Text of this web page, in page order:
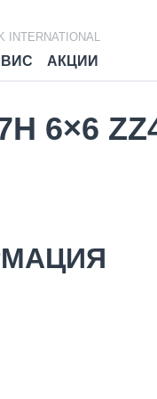
INTERNATIONAL
АКЦИИ
6×6